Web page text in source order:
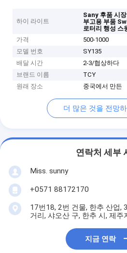
하이 라이트
Sany 후품 시
부고용 부품
로터리 행성 스
가격
500-1000
모델 번호
SY135
배달 시간
2-3/협상하다
브랜드 이름
TCY
원래 장소
중국에서 만든
더 많은 것을 전망
연락처 세부
Miss. sunny
+0571 88172170
17번18, 2번 건물, 한추 산업,
거리, 샤오산 구, 한추 시, 제주
지금 연락